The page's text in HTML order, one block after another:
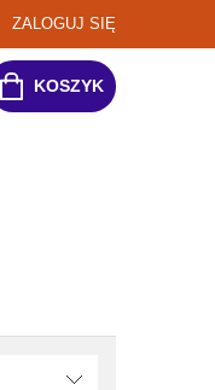
ZALOGUJ SIĘ
KOSZYK